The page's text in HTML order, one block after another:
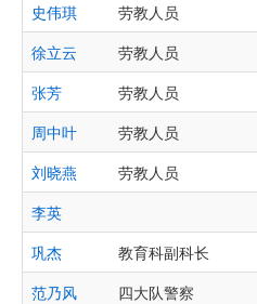
史伟琪
劳教人员
徐立云
劳教人员
张芳
劳教人员
周中叶
劳教人员
刘晓燕
劳教人员
李英
巩杰
教育科副科长
范乃风
四大队警察